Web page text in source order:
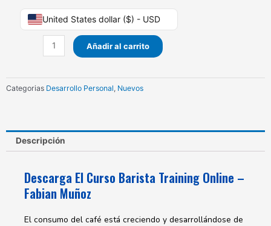
United States dollar ($) - USD
Curso
Barista
Online
Muñoz
cantidad
Añadir al carrito
Categorias Desarrollo Personal, Nuevos
Descripción
Descarga El Curso Barista Training Online –
Fabian Muñoz
El consumo del café está creciendo y desarrollándose de